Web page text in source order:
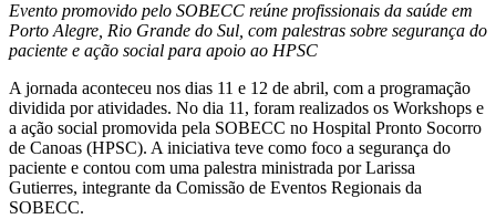
Evento promovido pelo SOBECC reúne profissionais da saúde em
Porto Alegre, Rio Grande do Sul, com palestras sobre segurança do
paciente e ação social para apoio ao HPSC
A jornada aconteceu nos dias 11 e 12 de abril, com a programação
dividida por atividades. No dia 11, foram realizados os Workshops e
a ação social promovida pela SOBECC no Hospital Pronto Socorro
de Canoas (HPSC). A iniciativa teve como foco a segurança do
paciente e contou com uma palestra ministrada por Larissa
Gutierres, integrante da Comissão de Eventos Regionais da
SOBECC.